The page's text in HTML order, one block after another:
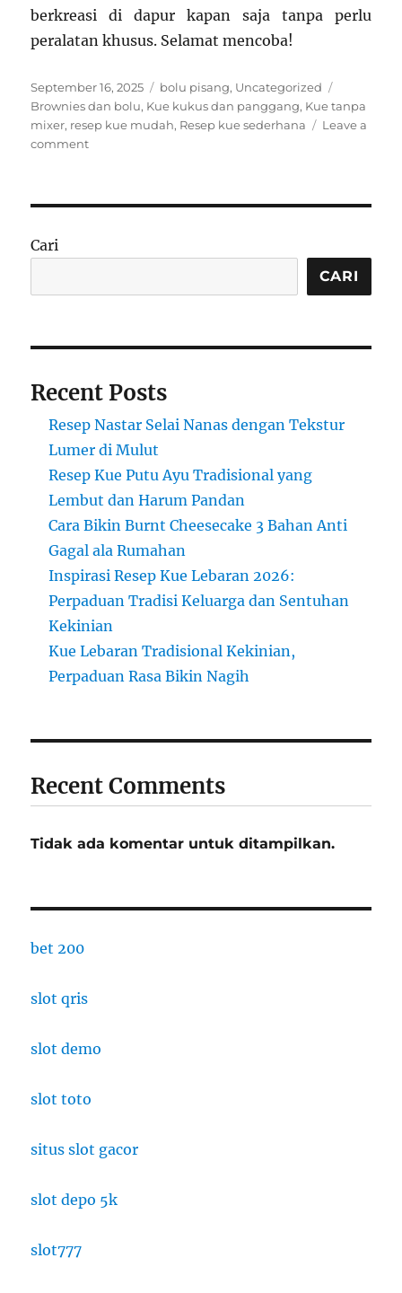
berkreasi di dapur kapan saja tanpa perlu
peralatan khusus. Selamat mencoba!
Posted
on
September 16, 2025 Categories
bolu pisang, Uncategorized
Brownies dan bolu, Kue kukus dan panggang, Kue tanpa
mixer, resep kue mudah, Resep kue sederhana
Leave a
commenton
Mudah
Lezat
Cari
CARI
Recent Posts
Resep Nastar Selai Nanas dengan Tekstur
Lumer di Mulut
Resep Kue Putu Ayu Tradisional yang
Lembut dan Harum Pandan
Cara Bikin Burnt Cheesecake 3 Bahan Anti
Gagal ala Rumahan
Inspirasi Resep Kue Lebaran 2026:
Perpaduan Tradisi Keluarga dan Sentuhan
Kekinian
Kue Lebaran Tradisional Kekinian,
Perpaduan Rasa Bikin Nagih
Recent Comments
Tidak ada komentar untuk ditampilkan.
bet 200
slot qris
slot demo
slot toto
situs slot gacor
slot depo 5k
slot777